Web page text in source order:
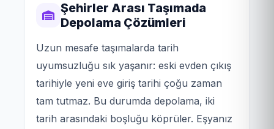
Şehirler Arası Taşımada
Depolama Çözümleri
Uzun mesafe taşımalarda tarih
uyumsuzluğu sık yaşanır: eski evden çıkış
tarihiyle yeni eve giriş tarihi çoğu zaman
tam tutmaz. Bu durumda depolama, iki
tarih arasındaki boşluğu köprüler. Eşyanız